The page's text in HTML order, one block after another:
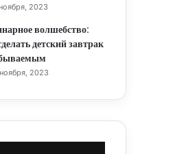
2023
волшебство:
детский завтрак
2023